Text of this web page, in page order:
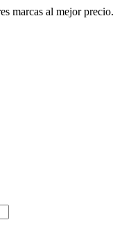
marcas al mejor precio.